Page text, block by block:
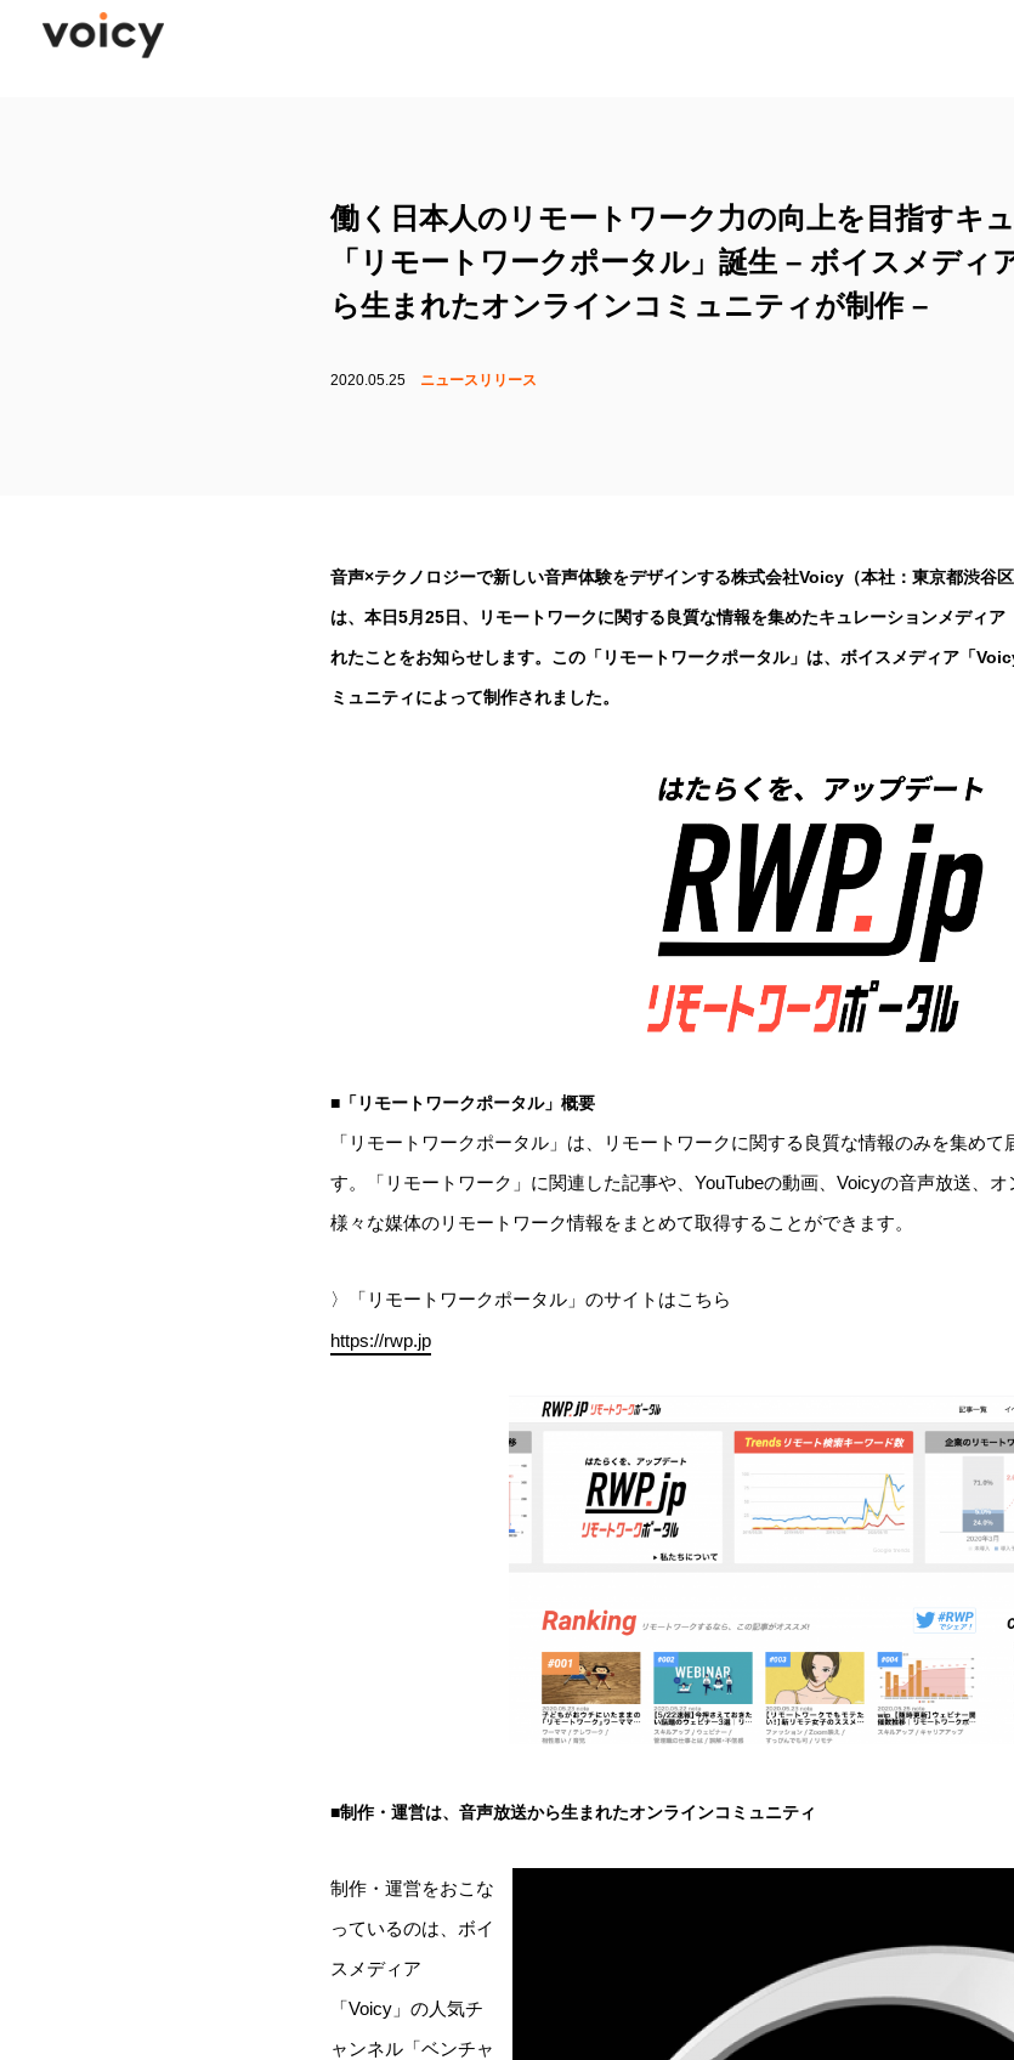
働く日本人のリモートワーク力の向上を目指すキ
「リモートワークポータル」誕生 – ボイスメディ
ら生まれたオンラインコミュニティが制作 –
2020.05.25 ニュースリリース
音声×テクノロジーで新しい音声体験をデザインする株式会社Voicy（本社：東京都渋谷
は、本日5月25日、リモートワークに関する良質な情報を集めたキュレーションメディア
れたことをお知らせします。この「リモートワークポータル」は、ボイスメディア「
ミュニティによって制作されました。
■「リモートワークポータル」概要
「リモートワークポータル」は、リモートワークに関する良質な情報のみを集め
す。「リモートワーク」に関連した記事や、YouTubeの動画、Voicyの音声放送、オ
様々な媒体のリモートワーク情報をまとめて取得することができます。
〉「リモートワークポータル」のサイトはこちら
https://rwp.jp
■制作・運営は、音声放送から生まれたオンラインコミュニティ
制作・運営をおこな
っているのは、ボイ
スメディア
「Voicy」の人気チ
ャンネル「ベンチャ